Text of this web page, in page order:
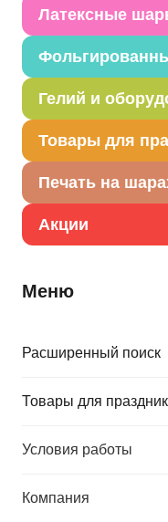
Латексные
Гелий и
Товары для
Печать на
Акции
Меню
Расширенный поиск
Товары для
Условия работы
Компания
Штрих код
Исходный материал
Дата последнего
элемента
Вес
Описание товара
Объемная фигура -
так и воздухом. В
специальные
воздухом. Размер
Товар из коллекции
Р 18"